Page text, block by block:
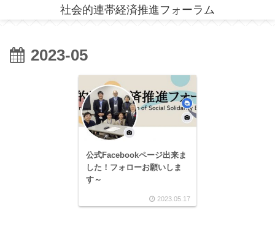
社会的連帯経済推進フォーラム
2023-05
公式Facebookページ出来ま
した！フォローお願いしま
す～
2023.05.17